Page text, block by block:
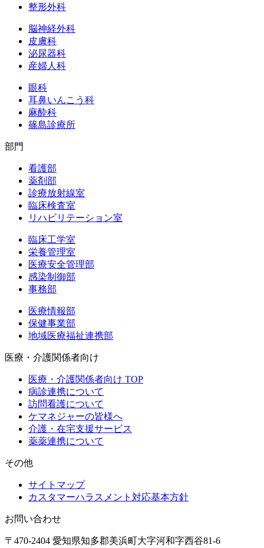
整形外科
脳神経外科
皮膚科
泌尿器科
産婦人科
眼科
耳鼻いんこう科
麻酔科
篠島診療所
部門
看護部
薬剤部
診療放射線室
臨床検査室
リハビリテーション室
臨床工学室
栄養管理室
医療安全管理部
感染制御部
事務部
医療情報部
保健事業部
地域医療福祉連携部
医療・介護関係者向け
医療・介護関係者向け TOP
病診連携について
訪問看護について
ケマネジャーの皆様へ
介護・在宅支援サービス
薬薬連携について
その他
サイトマップ
カスタマーハラスメント対応基本方針
お問い合わせ
〒470-2404 愛知県知多郡美浜町大字河和字西谷81-6